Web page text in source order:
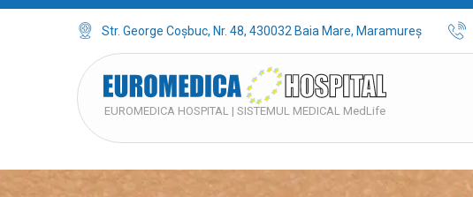
Str. George Coșbuc, Nr. 48, 430032 Baia Mare, Maramureș
EUROMEDICA HOSPITAL | SISTEMUL MEDICAL MedLife